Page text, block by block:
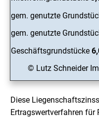
gem. genutzte
gem. genutzte
Geschäftsgrundstücke
© Lutz Schneider
Diese
Ertragswertverfahren für